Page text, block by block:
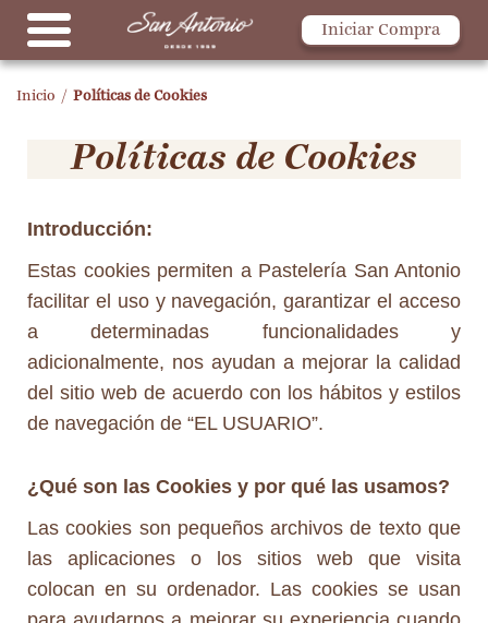
Iniciar Compra
Inicio / Políticas de Cookies
Políticas de Cookies
Introducción:
Estas cookies permiten a Pastelería San Antonio
facilitar el uso y navegación, garantizar el acceso
a determinadas funcionalidades y
adicionalmente, nos ayudan a mejorar la calidad
del sitio web de acuerdo con los hábitos y estilos
de navegación de “EL USUARIO”.
¿Qué son las Cookies y por qué las usamos?
Las cookies son pequeños archivos de texto que
las aplicaciones o los sitios web que visita
colocan en su ordenador. Las cookies se usan